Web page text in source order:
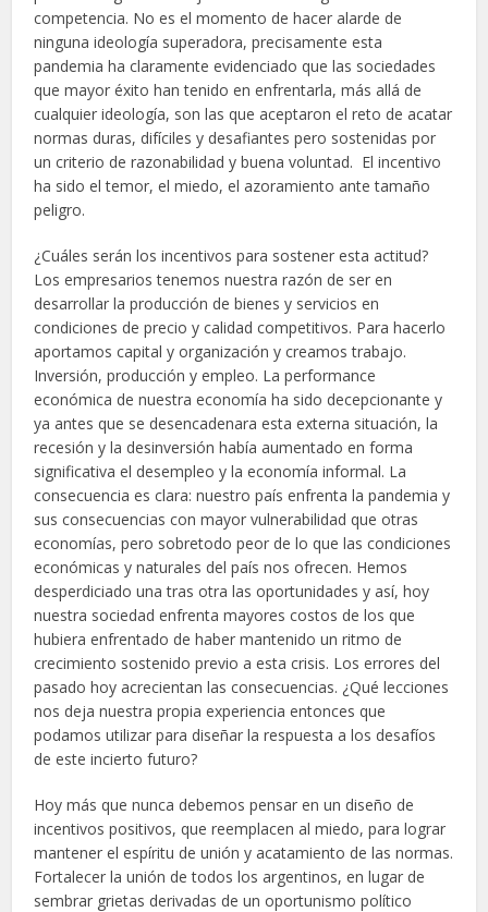
competencia. No es el momento de hacer alarde de
ninguna ideología superadora, precisamente esta
pandemia ha claramente evidenciado que las sociedades
que mayor éxito han tenido en enfrentarla, más allá de
cualquier ideología, son las que aceptaron el reto de acatar
normas duras, difíciles y desafiantes pero sostenidas por
un criterio de razonabilidad y buena voluntad. El incentivo
ha sido el temor, el miedo, el azoramiento ante tamaño
peligro.
¿Cuáles serán los incentivos para sostener esta actitud?
Los empresarios tenemos nuestra razón de ser en
desarrollar la producción de bienes y servicios en
condiciones de precio y calidad competitivos. Para hacerlo
aportamos capital y organización y creamos trabajo.
Inversión, producción y empleo. La performance
económica de nuestra economía ha sido decepcionante y
ya antes que se desencadenara esta externa situación, la
recesión y la desinversión había aumentado en forma
significativa el desempleo y la economía informal. La
consecuencia es clara: nuestro país enfrenta la pandemia y
sus consecuencias con mayor vulnerabilidad que otras
economías, pero sobretodo peor de lo que las condiciones
económicas y naturales del país nos ofrecen. Hemos
desperdiciado una tras otra las oportunidades y así, hoy
nuestra sociedad enfrenta mayores costos de los que
hubiera enfrentado de haber mantenido un ritmo de
crecimiento sostenido previo a esta crisis. Los errores del
pasado hoy acrecientan las consecuencias. ¿Qué lecciones
nos deja nuestra propia experiencia entonces que
podamos utilizar para diseñar la respuesta a los desafíos
de este incierto futuro?
Hoy más que nunca debemos pensar en un diseño de
incentivos positivos, que reemplacen al miedo, para lograr
mantener el espíritu de unión y acatamiento de las normas.
Fortalecer la unión de todos los argentinos, en lugar de
sembrar grietas derivadas de un oportunismo político